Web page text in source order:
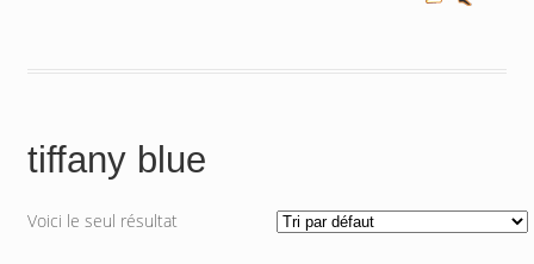
tiffany blue
Voici le seul résultat